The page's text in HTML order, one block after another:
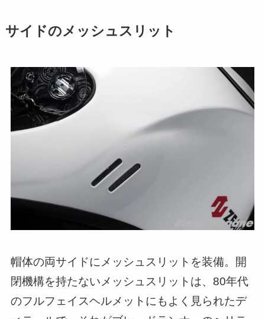
サイドのメッシュスリット
帽体の両サイドにメッシュスリットを装備。開
閉機構を持たないメッシュスリットは、80年代
のフルフェイスヘルメットにもよく見られたデ